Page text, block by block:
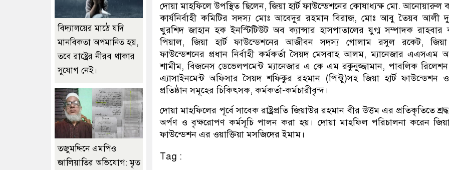
দোয়া মাহফিলে উপস্থিত ছিলেন, জিয়া হার্ট ফাউন্ডেশনের কোষাধ্যক্ষ মো. আনোয়ারুল
কার্যনির্বাহী কমিটির সদস্য মোঃ আবেদুর রহমান বিরাজ, মোঃ আবু তৈয়ব আলী
খুরশিদ জাহান হক ইনস্টিটিউট অব ক্যান্সার হাসপাতালের যুগ্ম সম্পাদক রাহবার
পিয়াল, জিয়া হার্ট ফাউন্ডেশনের আজীবন সদস্য গোলাম রসুল রকেট, জিয়া
ফাউন্ডেশনের প্রধান নির্বাহী কর্মকর্তা সৈয়দ মেসবাহ আলম, ম্যানেজার এএসএম
শামীম, বিজনেস ডেভেলপমেন্ট ম্যানেজার এ কে এম রকুনুজ্জামান, পাবলিক
এ্যাসাইনমেন্ট অফিসার সৈয়দ শফিকুর রহমান (পিন্টু)সহ জিয়া হার্ট ফাউন্ডেশন
প্রতিষ্ঠান সমূহের চিকিৎসক, কর্মকর্তা-কর্মচারীবৃন্দ।
দোয়া মাহফিলের পূর্বে সাবেক রাষ্ট্রপ্রতি জিয়াউর রহমান বীর উত্তম এর প্রতিকৃতিতে
অর্পণ ও বৃক্ষরোপণ কর্মসূচি পালন করা হয়। দোয়া মাহফিল পরিচালনা করেন
ফাউন্ডেশন এর ওয়াক্তিয়া মসজিদের ইমাম।
Tag :
বিদ্যালয়ের মাঠে যদি
মানবিকতা অপমানিত হয়,
তবে রাষ্ট্রের নীরব থাকার
সুযোগ নেই।
তজুমদ্দিনে এমপিও
জালিয়াতির অভিযোগ: মৃত